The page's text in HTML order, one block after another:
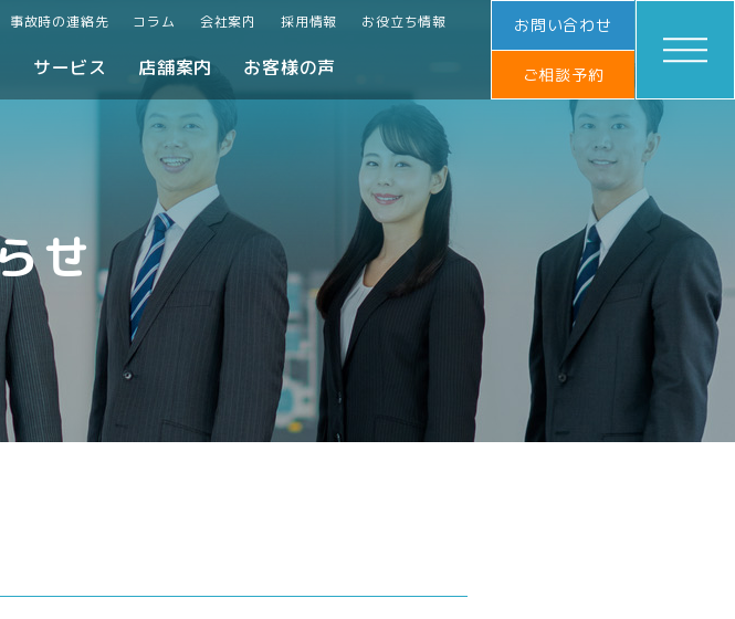
事故時の連絡先 コラム 会社案内 採用情報 お役立ち情報
サービス 店舗案内 お客様の声
お問い合わせ
ご相談予約
せ